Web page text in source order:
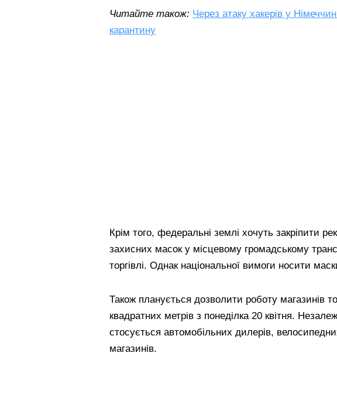
Читайте також: Через атаку хакерів у
карантину
Крім того, федеральні землі хочуть закріпити
захисних масок у місцевому громадському
торгівлі. Однак національної вимоги носити
Також планується дозволити роботу магазинів
квадратних метрів з понеділка 20 квітня.
стосується автомобільних дилерів,
магазинів.